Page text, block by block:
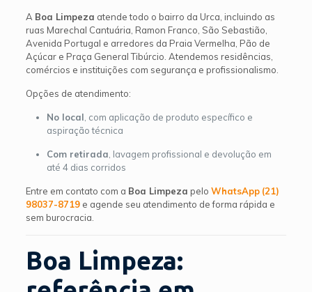
A Boa Limpeza atende todo o bairro da Urca, incluindo as
ruas Marechal Cantuária, Ramon Franco, São Sebastião,
Avenida Portugal e arredores da Praia Vermelha, Pão de
Açúcar e Praça General Tibúrcio. Atendemos residências,
comércios e instituições com segurança e profissionalismo.
Opções de atendimento:
No local , com aplicação de produto específico e
aspiração técnica
Com retirada , lavagem profissional e devolução em
até 4 dias corridos
Entre em contato com a Boa Limpeza pelo WhatsApp (21)
98037-8719e agende seu atendimento de forma rápida e
sem burocracia.
Boa Limpeza: